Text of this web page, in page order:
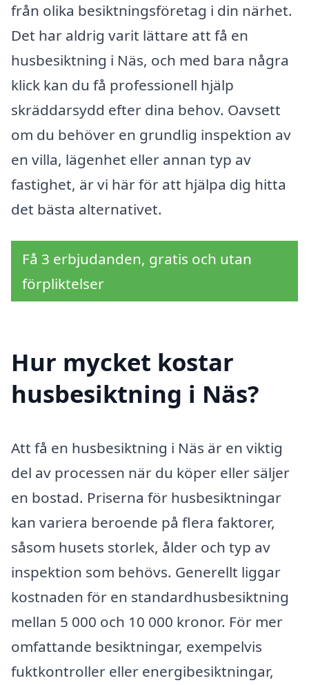
från olika besiktningsföretag i din närhet.
Det har aldrig varit lättare att få en
husbesiktning i Näs, och med bara några
klick kan du få professionell hjälp
skräddarsydd efter dina behov. Oavsett
om du behöver en grundlig inspektion av
en villa, lägenhet eller annan typ av
fastighet, är vi här för att hjälpa dig hitta
det bästa alternativet.
Få 3 erbjudanden, gratis och utan
förpliktelser
Hur mycket kostar
husbesiktning i Näs?
Att få en husbesiktning i Näs är en viktig
del av processen när du köper eller säljer
en bostad. Priserna för husbesiktningar
kan variera beroende på flera faktorer,
såsom husets storlek, ålder och typ av
inspektion som behövs. Generellt liggar
kostnaden för en standardhusbesiktning
mellan 5 000 och 10 000 kronor. För mer
omfattande besiktningar, exempelvis
fuktkontroller eller energibesiktningar,